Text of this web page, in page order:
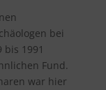
bei
1991
Fund.
war hier